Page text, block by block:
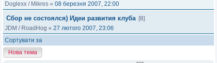
Doglexx / Mikres « 08 березня 2007, 22:00
Сбор не состоялся) Идеи развития клуба [8]
JDM / RoadHog « 27 лютого 2007, 23:06
Сортувати за
Нова тема